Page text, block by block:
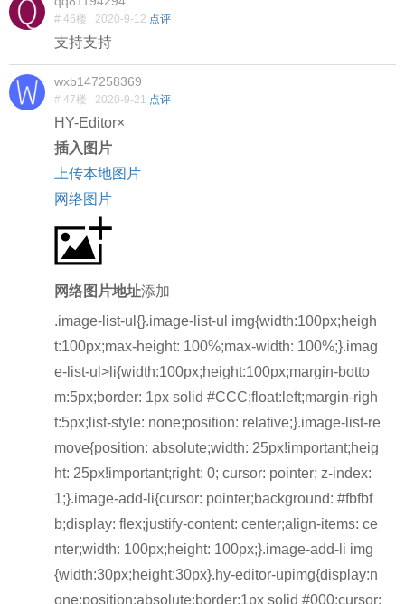
# 46楼 2020-9-12 点评
支持支持
wxb147258369
# 47楼 2020-9-21 点评
HY-Editor×
插入图片
上传本地图片
网络图片
网络图片地址添加
.image-list-ul{}.image-list-ul img{width:100px;heigh
t:100px;max-height: 100%;max-width: 100%;}.imag
e-list-ul>li{width:100px;height:100px;margin-botto
m:5px;border: 1px solid #CCC;float:left;margin-righ
t:5px;list-style: none;position: relative;}.image-list-re
move{position: absolute;width: 25px!important;heig
ht: 25px!important;right: 0; cursor: pointer; z-index:
1;}.image-add-li{cursor: pointer;background: #fbfbf
b;display: flex;justify-content: center;align-items: ce
nter;width: 100px;height: 100px;}.image-add-li img
{width:30px;height:30px}.hy-editor-upimg{display:n
one;position:absolute;border:1px solid #000;cursor: